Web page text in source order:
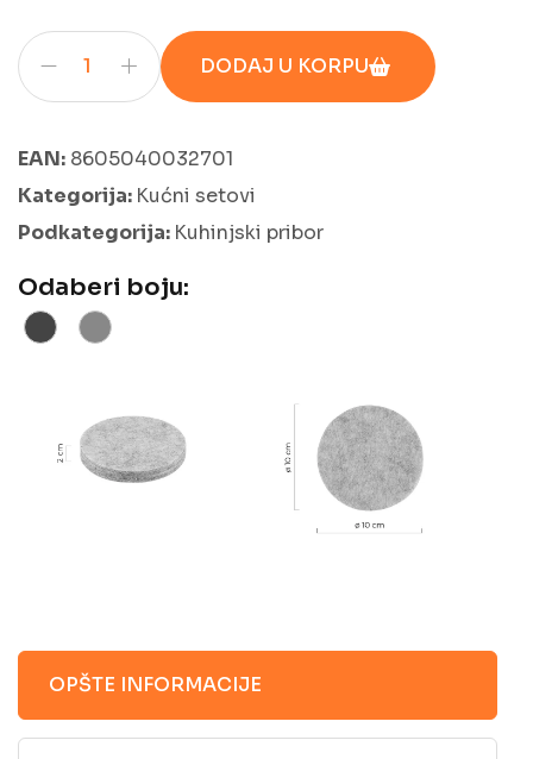
DODAJ U KORPU
EAN: 8605040032701
Kategorija: Kućni setovi
Podkategorija: Kuhinjski pribor
Odaberi boju:
OPŠTE INFORMACIJE